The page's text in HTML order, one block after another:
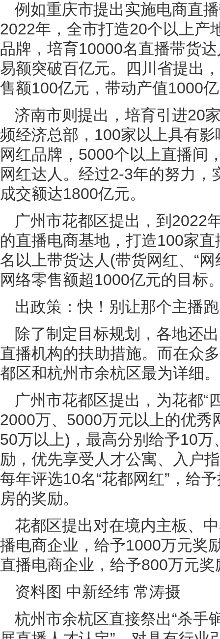
例如重庆市提出实施电商直
2022年，全市打造20个以上产
品牌，培育10000名直播带货
易额突破百亿元。四川省提出
售额100亿元，带动产值1000
济南市则提出，培育引进20
频经济总部，100家以上具有
网红品牌，5000个以上直播间
网红达人。经过2-3年的努力
成交额达1800亿元。
广州市花都区提出，到2022
的直播电商基地，打造100家
名以上带货达人(带货网红、“
网络零售额超1000亿元的目标
出政策：快！别让那个主播
除了制定目标规划，各地还
直播机构的扶助措施。而在众
都区和杭州市余杭区最为详细。
广州市花都区提出，为花都“
2000万、5000万元以上的优
50万以上)，最高分别给予10
励，优先享受人才公寓、入户
每年评选10名“花都网红”，给
房的奖励。
花都区提出对在境内主板、
播电商企业，给予1000万元奖
直播电商企业，给予800万元奖
资料图 中新经纬 常涛摄
杭州市余杭区直接祭出“杀手